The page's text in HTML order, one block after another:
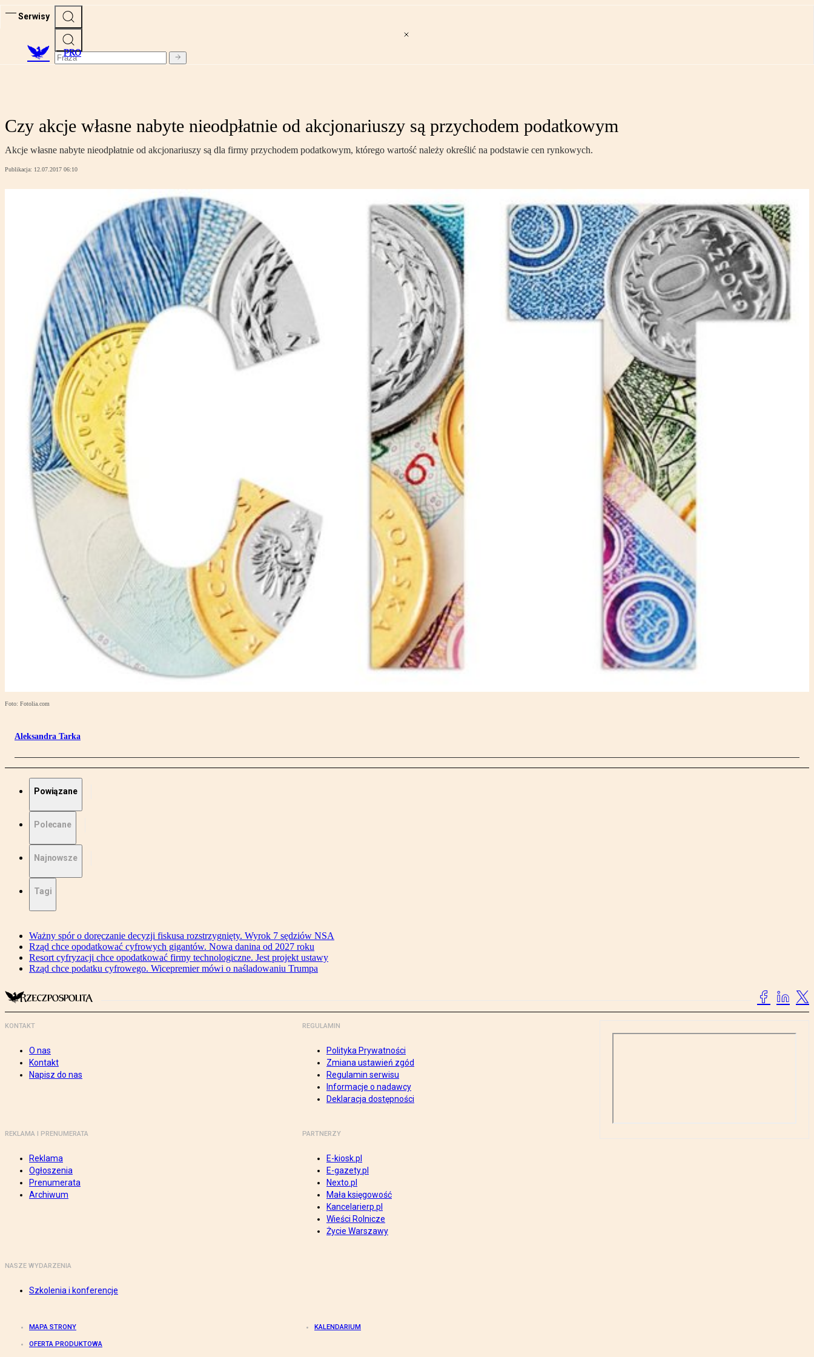
Serwisy
PRO
Czy akcje własne nabyte nieodpłatnie od akcjonariuszy są przychodem podatkowym
Akcje własne nabyte nieodpłatnie od akcjonariuszy są dla firmy przychodem podatkowym, którego wartość należy określić na podstawie cen rynkowych.
Publikacja: 12.07.2017 06:10
Foto: Fotolia.com
Aleksandra Tarka
Powiązane
Polecane
Najnowsze
Tagi
Ważny spór o doręczanie decyzji fiskusa rozstrzygnięty. Wyrok 7 sędziów NSA
Rząd chce opodatkować cyfrowych gigantów. Nowa danina od 2027 roku
Resort cyfryzacji chce opodatkować firmy technologiczne. Jest projekt ustawy
Rząd chce podatku cyfrowego. Wicepremier mówi o naśladowaniu Trumpa
KONTAKT
O nas
Kontakt
Napisz do nas
REGULAMIN
Polityka Prywatności
Zmiana ustawień zgód
Regulamin serwisu
Informacje o nadawcy
Deklaracja dostępności
REKLAMA I PRENUMERATA
Reklama
Ogłoszenia
Prenumerata
Archiwum
PARTNERZY
E-kiosk.pl
E-gazety.pl
Nexto.pl
Mała księgowość
Kancelarierp.pl
Wieści Rolnicze
Życie Warszawy
NASZE WYDARZENIA
Szkolenia i konferencje
MAPA STRONY KALENDARIUM
OFERTA PRODUKTOWA